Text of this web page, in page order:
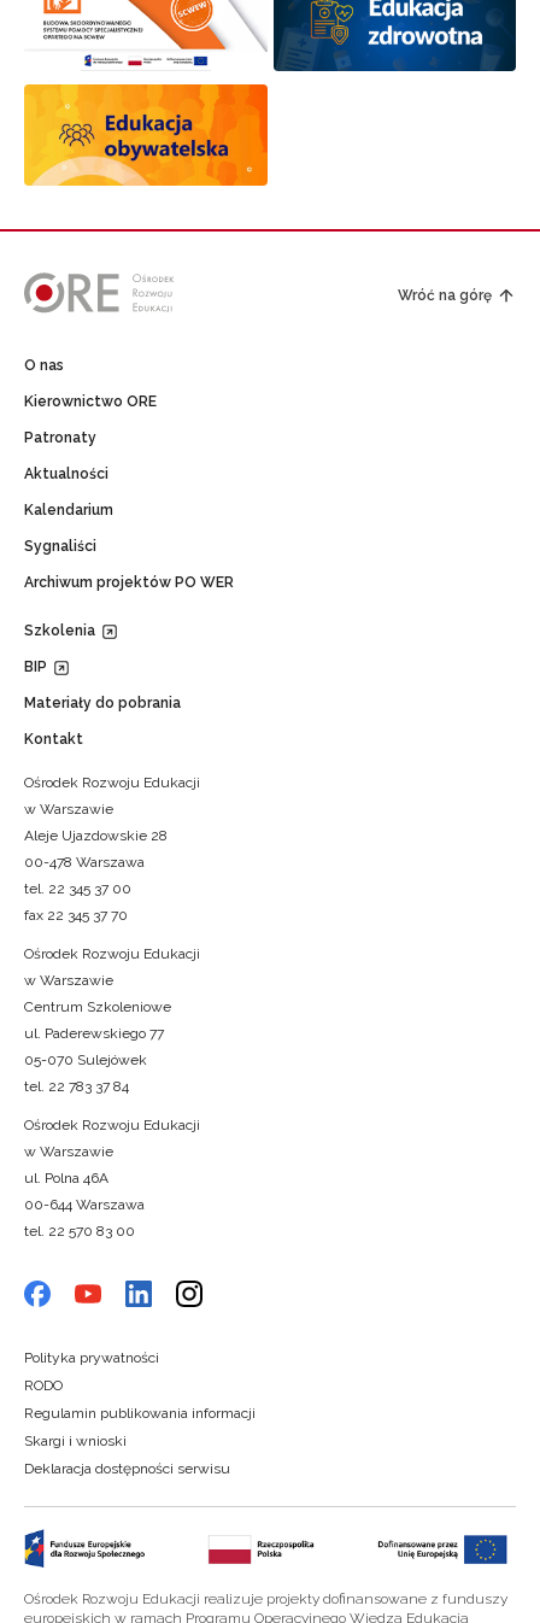
Wróć na górę
O nas
Kierownictwo ORE
Patronaty
Aktualności
Kalendarium
Sygnaliści
Archiwum projektów PO WER
Szkolenia
BIP
Materiały do pobrania
Kontakt
Ośrodek Rozwoju Edukacji
w Warszawie
Aleje Ujazdowskie 28
00-478 Warszawa
tel. 22 345 37 00
fax 22 345 37 70
Ośrodek Rozwoju Edukacji
w Warszawie
Centrum Szkoleniowe
ul. Paderewskiego 77
05-070 Sulejówek
tel. 22 783 37 84
Ośrodek Rozwoju Edukacji
w Warszawie
ul. Polna 46A
00-644 Warszawa
tel. 22 570 83 00
Polityka prywatności
RODO
Regulamin publikowania informacji
Skargi i wnioski
Deklaracja dostępności serwisu
Ośrodek Rozwoju Edukacji realizuje projekty dofinansowane z funduszy
europejskich w ramach Programu Operacyjnego Wiedza Edukacja